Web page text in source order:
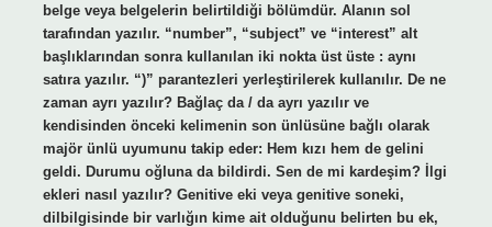
belge veya belgelerin belirtildiği bölümdür. Alanın sol
tarafından yazılır. “number”, “subject” ve “interest” alt
başlıklarından sonra kullanılan iki nokta üst üste : aynı
satıra yazılır. “)” parantezleri yerleştirilerek kullanılır. De ne
zaman ayrı yazılır? Bağlaç da / da ayrı yazılır ve
kendisinden önceki kelimenin son ünlüsüne bağlı olarak
majör ünlü uyumunu takip eder: Hem kızı hem de gelini
geldi. Durumu oğluna da bildirdi. Sen de mi kardeşim? İlgi
ekleri nasıl yazılır? Genitive eki veya genitive soneki,
dilbilgisinde bir varlığın kime ait olduğunu belirten bu ek,